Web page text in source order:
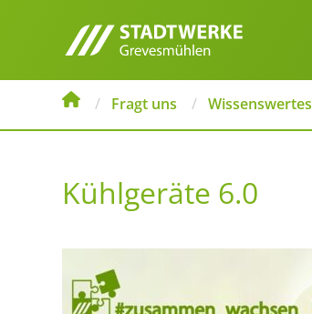
Fragt uns Wissenswertes
Kühlgeräte 6.0